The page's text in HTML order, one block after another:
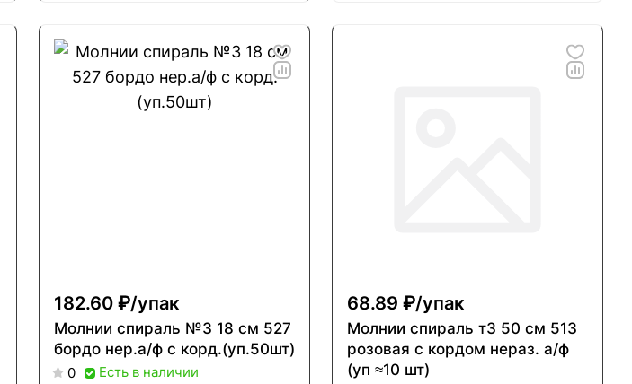
182.60 ₽/упак
Молнии спираль №3 18 см 527
бордо нер.а/ф с корд.(уп.50шт)
0 Есть в наличии
68.89 ₽/упак
Молнии спираль т3 50 см 513
розовая с кордом нераз. а/ф
(уп ≈10 шт)